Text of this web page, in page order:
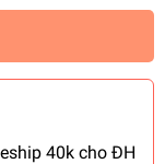
40k cho ĐH